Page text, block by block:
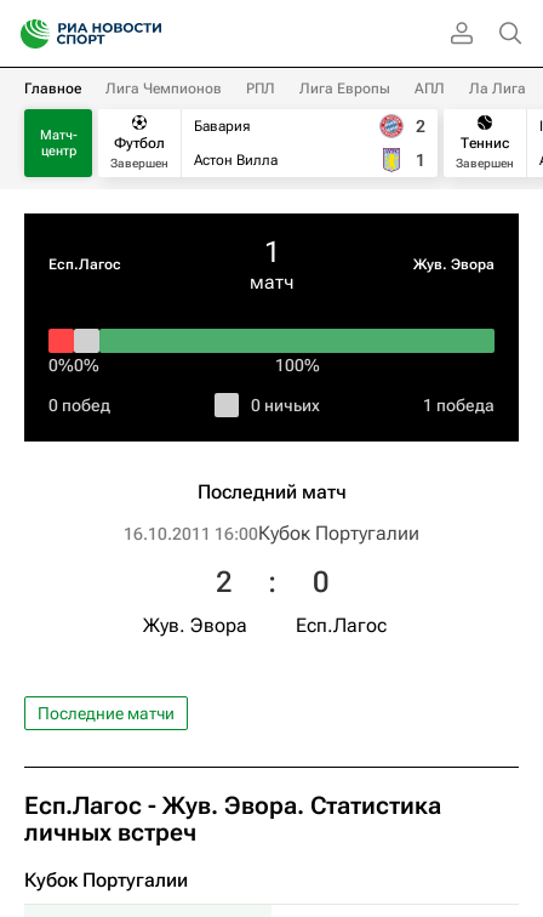
Главное Лига Чемпионов РПЛ Лига Европы АПЛ Ла Лига
Матч-
центр
Футбол
Завершен
Бавария
Астон Вилла
2
1
Теннис
Завершен
Есп.Лагос 1
матч
Жув. Эвора
0%0% 100%
0 побед 0 ничьих 1 победа
Последний матч
16.10.2011 16:00Кубок Португалии
Жув. Эвора
2 : 0
Есп.Лагос
Последние матчи
Есп.Лагос - Жув. Эвора. Статистика
личных встреч
Кубок Португалии